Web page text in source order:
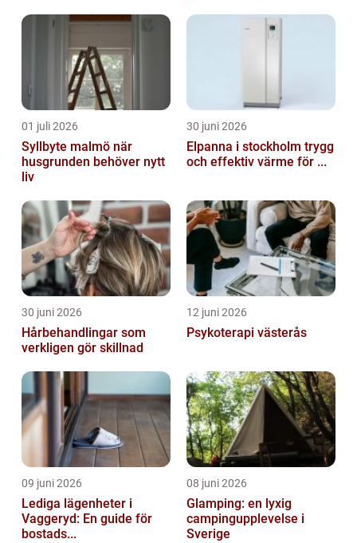
01 juli 2026
Syllbyte malmö när
husgrunden behöver nytt
liv
30 juni 2026
Elpanna i stockholm trygg
och effektiv värme för ...
30 juni 2026
Hårbehandlingar som
verkligen gör skillnad
12 juni 2026
Psykoterapi västerås
09 juni 2026
Lediga lägenheter i
Vaggeryd: En guide för
bostads...
08 juni 2026
Glamping: en lyxig
campingupplevelse i
Sverige